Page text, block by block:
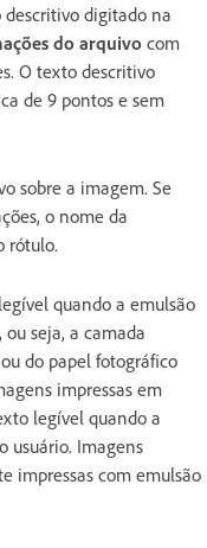
digitado na
do arquivo com
O texto descritivo
de 9 pontos e sem
sobre a imagem. Se
o nome da
rótulo.
quando a emulsão
ou seja, a camada
do papel fotográfico
impressas em
legível quando a
usuário. Imagens
impressas com emulsão